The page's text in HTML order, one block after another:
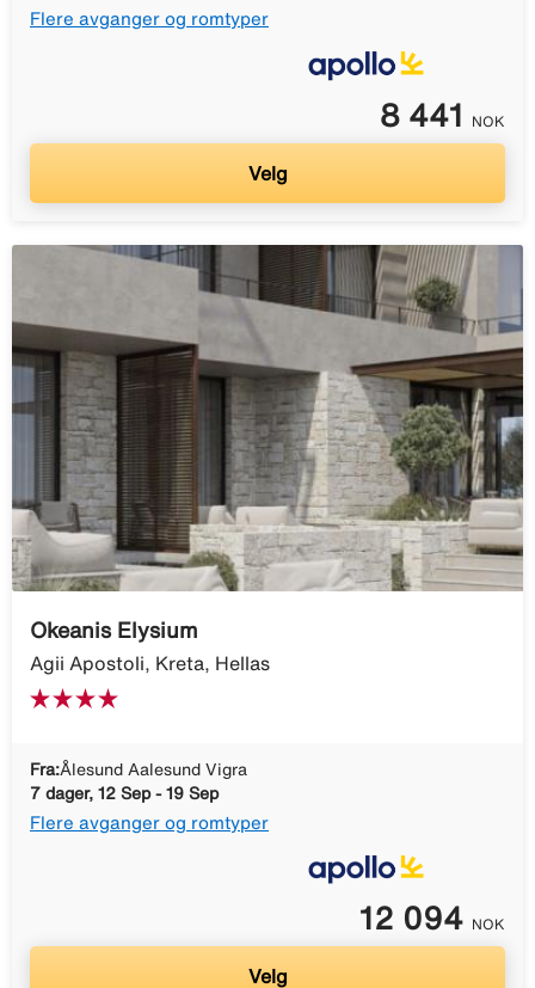
Flere avganger og romtyper
8 441 NOK
Velg
Okeanis Elysium
Agii Apostoli, Kreta, Hellas
Fra:Ålesund Aalesund Vigra
7 dager, 12 Sep - 19 Sep
Flere avganger og romtyper
12 094 NOK
Velg